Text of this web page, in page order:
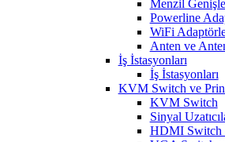
Menzil
Powerline
WiFi
Anten ve
İş İstasyonları
İş İstasyonları
KVM Switch ve
KVM Switch
Sinyal
HDMI Switch